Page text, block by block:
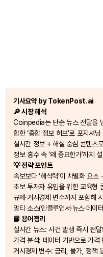
기사요약 by TokenPost.ai
🔎 시장 해석
Coinpedia는 단순 뉴스 전달을
합한 ‘종합 정보 허브’로 포지셔닝
실시간 정보 + 해설 중심 콘텐츠
정보 홍수 속 ‘왜 중요한가’까지
💡 전략 포인트
속보보다 ‘해석력’이 차별화 요
초보 투자자 유입을 위한 교육형
규제·거시경제 변수까지 포함해
멀티 소스(인플루언서·뉴스·데
📘 용어정리
실시간 뉴스: 사건 발생 즉시 전
가격 분석: 데이터 기반으로 가격
거시경제 변수: 금리, 물가, 정책